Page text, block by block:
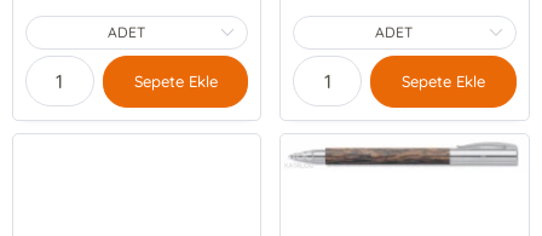
Sepete Ekle Sepete Ekle